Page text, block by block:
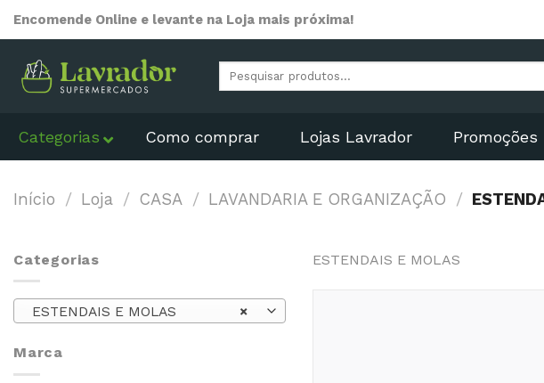
Encomende Online e levante na Loja mais próxima!
Pesquisar
Categorias Como comprar Lojas Lavrador Promoções
Início / Loja / CASA / LAVANDARIA E ORGANIZAÇÃO /
Categorias
×
ESTENDAIS E MOLAS
Marca
ESTENDAIS E MOLAS